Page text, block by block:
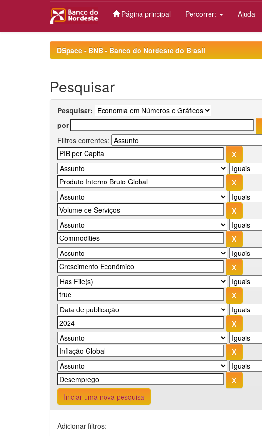
Página principal Percorrer: Ajuda
DSpace - BNB - Banco do Nordeste do Brasil
Pesquisar
Pesquisar:
por
Filtros correntes:
Iniciar uma nova pesquisa
Adicionar filtros: